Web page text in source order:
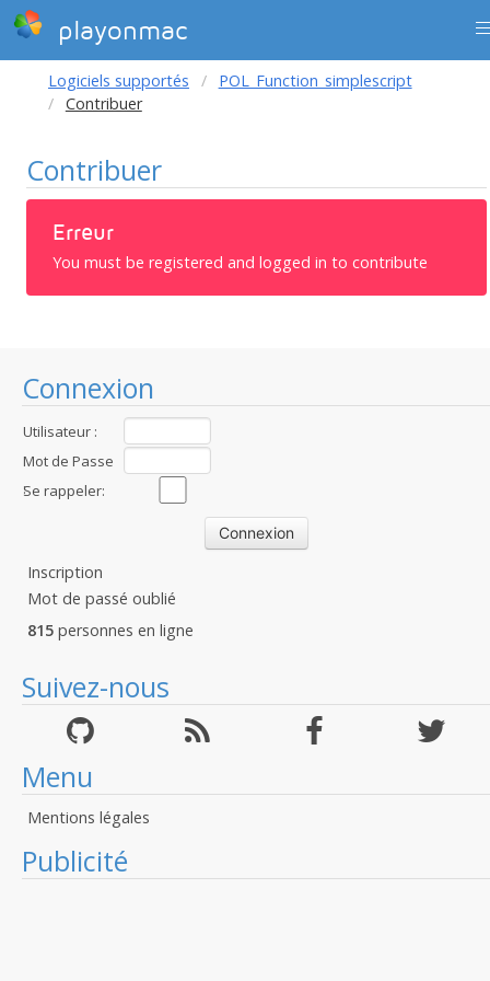
playonmac
Connexion
Utilisateur :
Mot de Passe
:Se rappeler:
Inscription
Mot de passé oublié
815 personnes en ligne
Suivez-nous
Menu
Mentions légales
Publicité
Logiciels supportés
POL_Function_simplescript
Contribuer
Contribuer
Erreur
You must be registered and logged in to contribute